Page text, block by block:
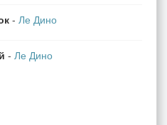
- Ле Дино
- Ле Дино